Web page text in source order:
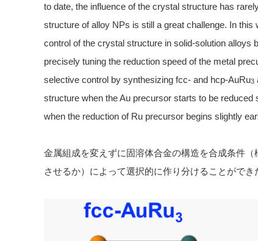
to date, the influence of the crystal structure has
structure of alloy NPs is still a great challenge. In
control of the crystal structure in solid-solution alloys
precisely tuning the reduction speed of the metal
selective control by synthesizing fcc- and hcp-AuRu3
structure when the Au precursor starts to be
when the reduction of Ru precursor begins slightly
金属組成を変えずに固溶体合金の構造を合成条件
させるか）によって選択的に作り分けることができ